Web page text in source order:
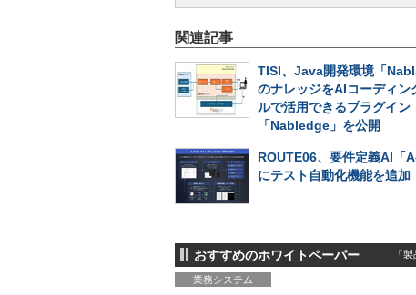
関連記事
TISI、Java開発環境「
のナレッジをAIコーディン
ルで活用できるプラグイン
「Nabledge」を公開
ROUTE06、要件定義AI「
にテスト自動化機能を追加
おすすめのホワイトペーパー 「
業務システム